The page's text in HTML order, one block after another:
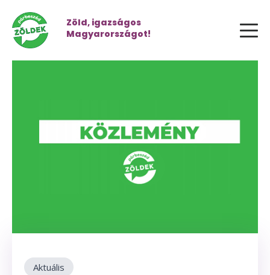
Zöld, igazságos
Magyarországot!
Aktuális